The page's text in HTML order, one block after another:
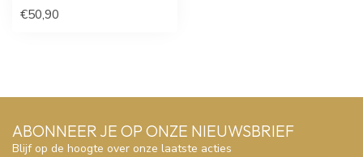
€50,90
ABONNEER JE OP ONZE NIEUWSBRIEF
Blijf op de hoogte over onze laatste acties